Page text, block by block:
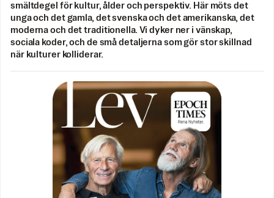
smältdegel för kultur, ålder och perspektiv. Här möts det
unga och det gamla, det svenska och det amerikanska, det
moderna och det traditionella. Vi dyker ner i vänskap,
sociala koder, och de små detaljerna som gör stor skillnad
när kulturer kolliderar.